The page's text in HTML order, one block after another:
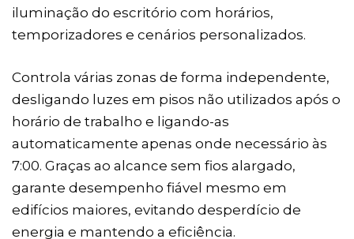
iluminação do escritório com horários,
temporizadores e cenários personalizados.
Controla várias zonas de forma independente,
desligando luzes em pisos não utilizados após o
horário de trabalho e ligando-as
automaticamente apenas onde necessário às
7:00. Graças ao alcance sem fios alargado,
garante desempenho fiável mesmo em
edifícios maiores, evitando desperdício de
energia e mantendo a eficiência.